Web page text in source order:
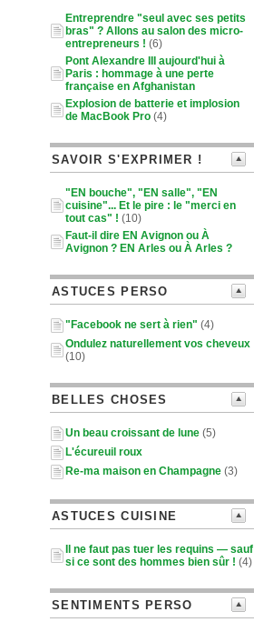
Entreprendre "seul avec ses petits
bras" ? Allons au salon des micro-
entrepreneurs ! (6)
Pont Alexandre III aujourd'hui à
Paris : hommage à une perte
française en Afghanistan
Explosion de batterie et implosion
de MacBook Pro (4)
SAVOIR S'EXPRIMER !
"EN bouche", "EN salle", "EN
cuisine"... Et le pire : le "merci en
tout cas" ! (10)
Faut-il dire EN Avignon ou À
Avignon ? EN Arles ou À Arles ?
ASTUCES PERSO
"Facebook ne sert à rien" (4)
Ondulez naturellement vos cheveux
(10)
BELLES CHOSES
Un beau croissant de lune (5)
L'écureuil roux
Re-ma maison en Champagne (3)
ASTUCES CUISINE
Il ne faut pas tuer les requins — sauf
si ce sont des hommes bien sûr ! (4)
SENTIMENTS PERSO